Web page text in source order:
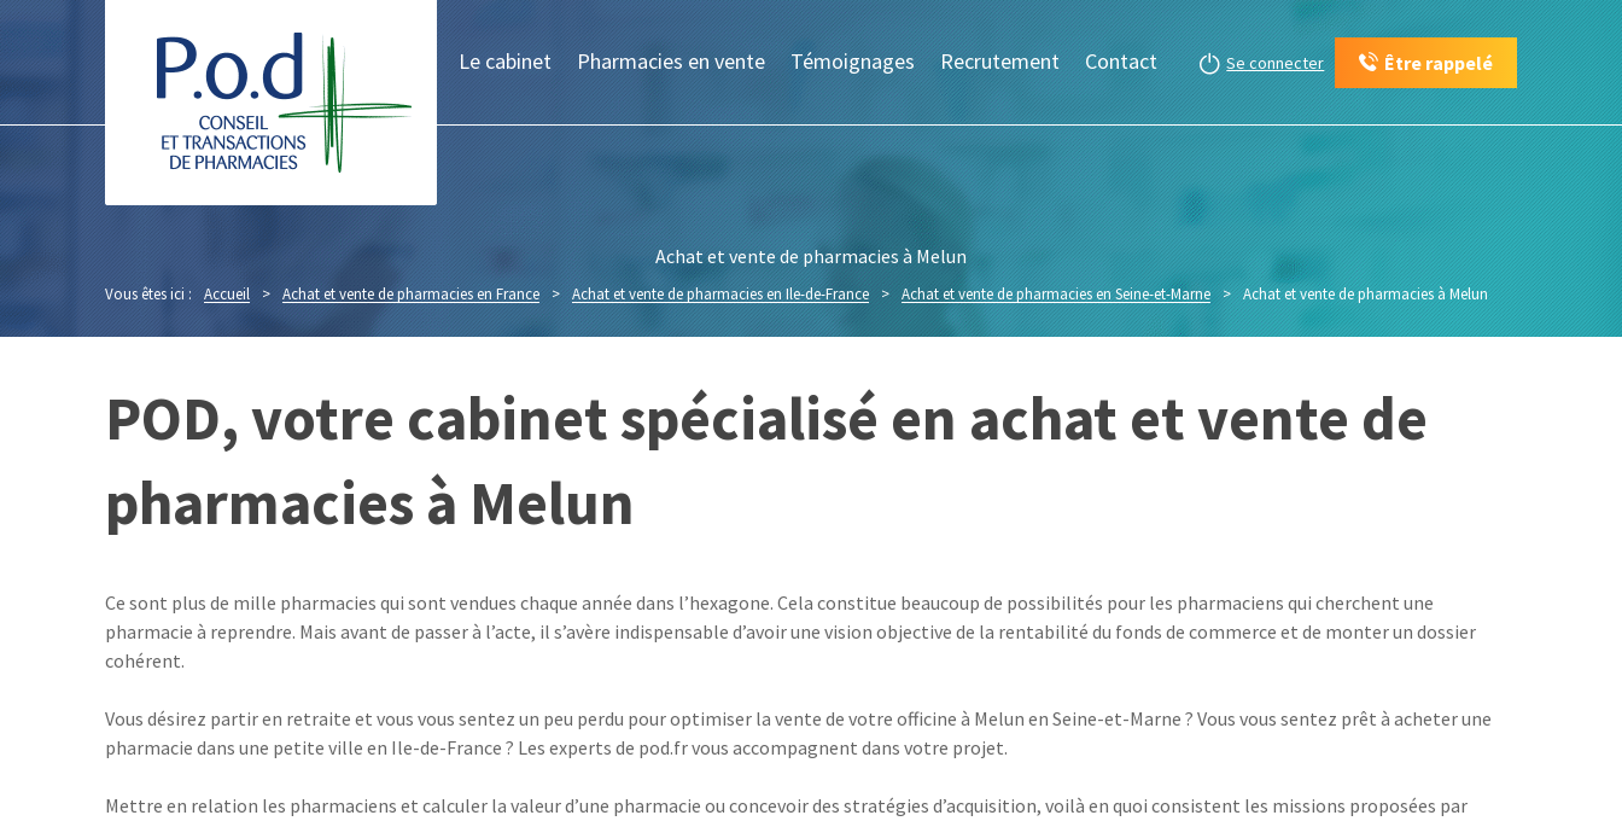
Le cabinet Pharmacies en vente Témoignages Recrutement Contact Se connecter Être rappelé
Achat et vente de pharmacies à Melun
Vous êtes ici : Accueil > Achat et vente de pharmacies en France > Achat et vente de pharmacies en Ile-de-France > Achat et vente de pharmacies en Seine-et-Marne > Achat et vente de pharmacies à Melun
POD, votre cabinet spécialisé en achat et vente de
pharmacies à Melun
Ce sont plus de mille pharmacies qui sont vendues chaque année dans l’hexagone. Cela constitue beaucoup de possibilités pour les pharmaciens qui cherchent une
pharmacie à reprendre. Mais avant de passer à l’acte, il s’avère indispensable d’avoir une vision objective de la rentabilité du fonds de commerce et de monter un dossier
cohérent.
Vous désirez partir en retraite et vous vous sentez un peu perdu pour optimiser la vente de votre officine à Melun en Seine-et-Marne ? Vous vous sentez prêt à acheter une
pharmacie dans une petite ville en Ile-de-France ? Les experts de pod.fr vous accompagnent dans votre projet.
Mettre en relation les pharmaciens et calculer la valeur d’une pharmacie ou concevoir des stratégies d’acquisition, voilà en quoi consistent les missions proposées par